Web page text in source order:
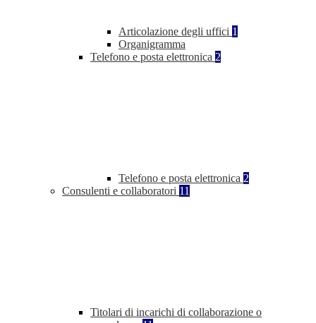
Articolazione degli uffici 1
Organigramma
Telefono e posta elettronica 2
Telefono e posta elettronica 2
Consulenti e collaboratori 11
Titolari di incarichi di collaborazione o